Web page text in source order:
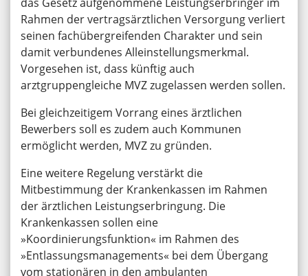
Rahmen der vertragsärztlichen Versorgung verliert
seinen fachübergreifenden Charakter und sein
damit verbundenes Alleinstellungsmerkmal.
Vorgesehen ist, dass künftig auch
arztgruppengleiche MVZ zugelassen werden sollen.
Bei gleichzeitigem Vorrang eines ärztlichen
Bewerbers soll es zudem auch Kommunen
ermöglicht werden, MVZ zu gründen.
Eine weitere Regelung verstärkt die
Mitbestimmung der Krankenkassen im Rahmen
der ärztlichen Leistungserbringung. Die
Krankenkassen sollen eine
»Koordinierungsfunktion« im Rahmen des
»Entlassungsmanagements« bei dem Übergang
vom stationären in den ambulanten